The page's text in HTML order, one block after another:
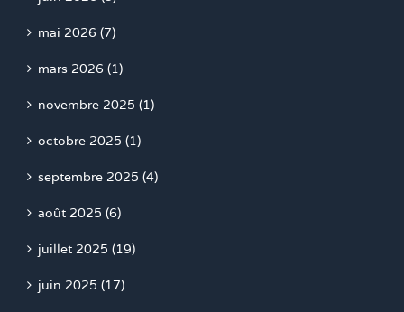
mai 2026 (7)
mars 2026 (1)
novembre 2025 (1)
octobre 2025 (1)
septembre 2025 (4)
août 2025 (6)
juillet 2025 (19)
juin 2025 (17)